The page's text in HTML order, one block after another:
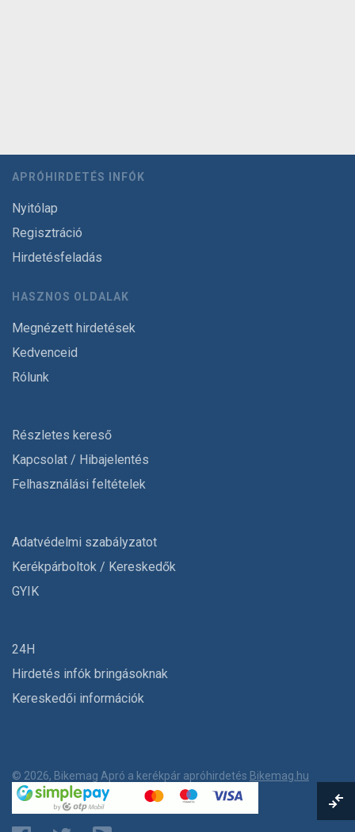
APRÓHIRDETÉS INFÓK
Nyitólap
Regisztráció
Hirdetésfeladás
HASZNOS OLDALAK
Megnézett hirdetések
Kedvenceid
Rólunk
Részletes kereső
Kapcsolat / Hibajelentés
Felhasználási feltételek
Adatvédelmi szabályzatot
Kerékpárboltok / Kereskedők
GYIK
24H
Hirdetés infók bringásoknak
Kereskedői információk
© 2026, Bikemag Apró a kerékpár apróhirdetés Bikemag.hu